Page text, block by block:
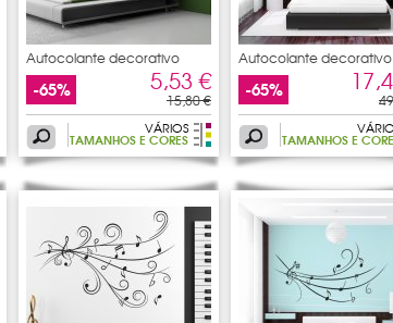
Autocolante decorativo
pauta
-65% 5,53 €
15,80 €
VÁRIOS
TAMANHOS E CORES
Autocolante decorativo
pauta
-65%
TAMANHOS E